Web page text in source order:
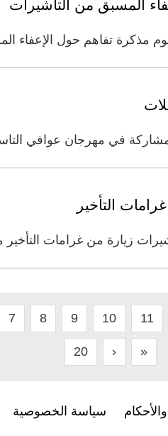
المسبق من التأشيرات
مذكرة تفاهم حول
في مهرجان عوافي
التأخير
زيارة من غرامات
7 8 9 10 11
20 › »
سياسة الخصوصية